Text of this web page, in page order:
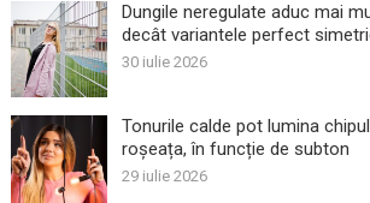
Dungile neregulate aduc mai
decât variantele perfect
30 iulie 2026
Tonurile calde pot lumina
roșeața, în funcție de subton
29 iulie 2026